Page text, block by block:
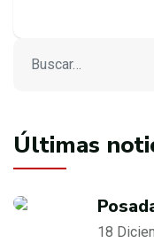
Últimas
18